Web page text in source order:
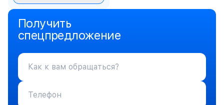
Получить
спецпредложение